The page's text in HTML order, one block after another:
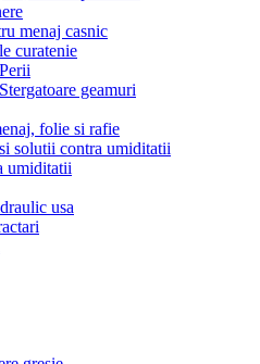
menaj casnic
curatenie
Perii
Stergatoare geamuri
folie si rafie
solutii contra umiditatii
umiditatii
usa